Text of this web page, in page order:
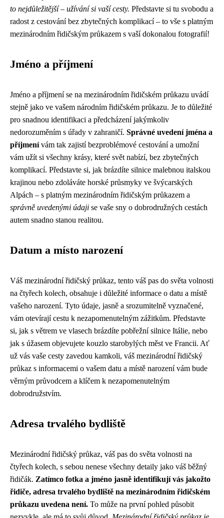
to nejdůležitější – užívání si vaší cesty. Představte si tu svobodu a
radost z cestování bez zbytečných komplikací – to vše s platným
mezinárodním řidičským průkazem s vaší dokonalou fotografií!
Jméno a příjmení
Jméno a příjmení se na mezinárodním řidičském průkazu uvádí
stejně jako ve vašem národním řidičském průkazu. Je to důležité
pro snadnou identifikaci a předcházení jakýmkoliv
nedorozuměním s úřady v zahraničí. Správné uvedení jména a
příjmenívám tak zajistí bezproblémové cestování a umožní
vám užít si všechny krásy, které svět nabízí, bez zbytečných
komplikací. Představte si, jak brázdíte silnice malebnou italskou
krajinou nebo zdoláváte horské průsmyky ve švýcarských
Alpách – s platným mezinárodním řidičským průkazem a
správně uvedenými údaji se vaše sny o dobrodružných cestách
autem snadno stanou realitou.
Datum a místo narození
Váš mezinárodní řidičský průkaz, tento váš pas do světa volnosti
na čtyřech kolech, obsahuje i důležité informace o datu a místě
vašeho narození. Tyto údaje, jasně a srozumitelně vyznačené,
vám otevírají cestu k nezapomenutelným zážitkům. Představte
si, jak s větrem ve vlasech brázdíte pobřežní silnice Itálie, nebo
jak s úžasem objevujete kouzlo starobylých měst ve Francii. Ať
už vás vaše cesty zavedou kamkoli, váš mezinárodní řidičský
průkaz s informacemi o vašem datu a místě narození vám bude
věrným průvodcem a klíčem k nezapomenutelným
dobrodružstvím.
Adresa trvalého bydliště
Mezinárodní řidičský průkaz, váš pas do světa volnosti na
čtyřech kolech, s sebou nenese všechny detaily jako váš běžný
řidičák. Zatímco fotka a jméno jasně identifikují vás jakožto
řidiče, adresa trvalého bydliště na mezinárodním řidičském
průkazu uvedena není. To může na první pohled působit